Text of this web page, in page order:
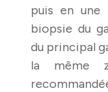
puis en une
biopsie du
du principal
la même